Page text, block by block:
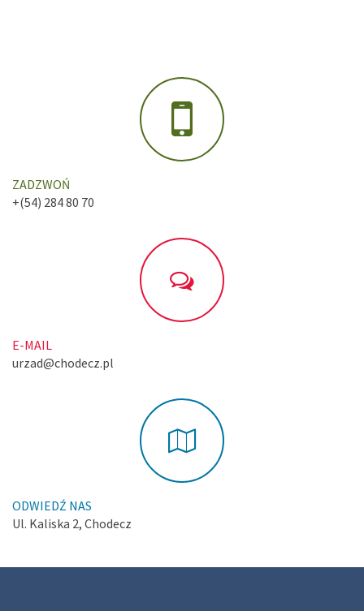
ZADZWOŃ
+(54) 284 80 70
E-MAIL
urzad@chodecz.pl
ODWIEDŹ NAS
Ul. Kaliska 2, Chodecz